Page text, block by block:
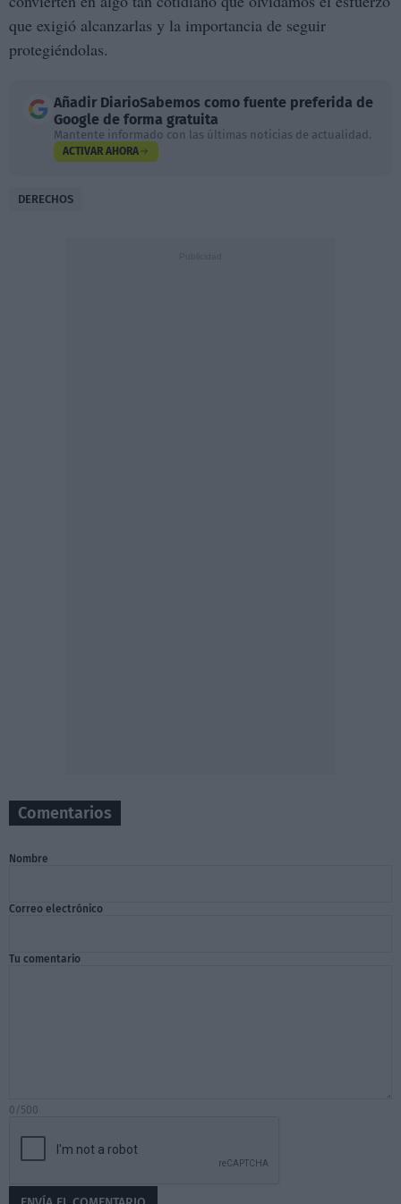
que exigió alcanzarlas y la importancia de seguir
protegiéndolas.
Añadir DiarioSabemos como fuente preferida de
Google de forma gratuita
Mantente informado con las últimas noticias de actualidad.
ACTIVAR AHORA
DERECHOS
Comentarios
Nombre
Correo electrónico
Tu comentario
0/500